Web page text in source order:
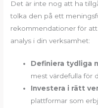
Det är inte nog att ha
tolka den på ett
rekommendationer för
analys i din verksamhet:
Definiera tydliga
mest värdefulla för
Investera i rätt
plattformar som